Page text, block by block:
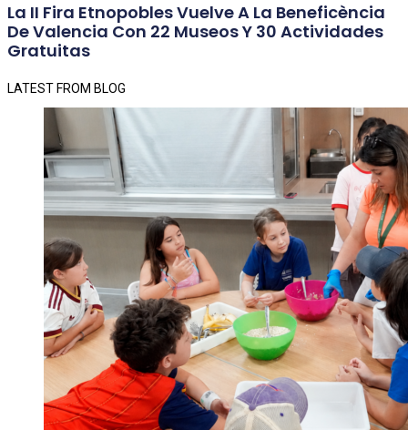
La II Fira Etnopobles Vuelve A La Beneficència
De Valencia Con 22 Museos Y 30 Actividades
Gratuitas
LATEST FROM BLOG